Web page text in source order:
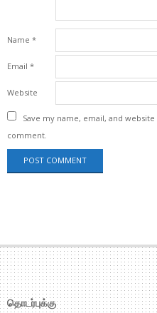
Name *
Email *
Website
Save my name, email, and
comment.
தொடர்புக்கு